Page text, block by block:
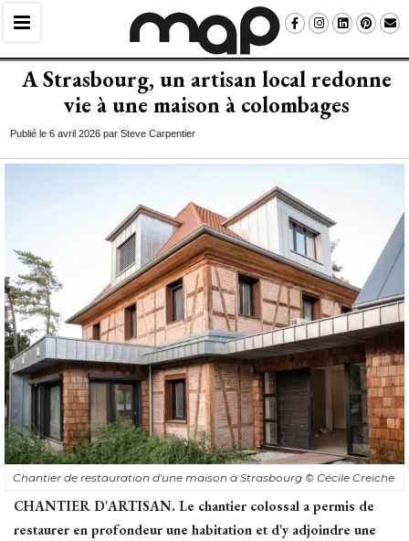
A Strasbourg, un artisan local redonne
vie à une maison à colombages
Publié le 6 avril 2026 par Steve Carpentier
Chantier de restauration d'une maison à Strasbourg © Cécile Creiche
CHANTIER D'ARTISAN. Le chantier colossal a permis de
restaurer en profondeur une habitation et d'y adjoindre une